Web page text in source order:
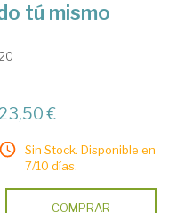
tú mismo
23,50 €
Sin Stock. Disponible en
7/10 días.
COMPRAR